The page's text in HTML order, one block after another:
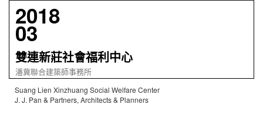
2018
03
雙連新莊社會福利中心
潘冀聯合建築師事務所
Suang Lien Xinzhuang Social Welfare Center
J. J. Pan & Partners, Architects & Planners